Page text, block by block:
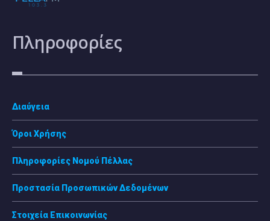
Πληροφορίες
Διαύγεια
Όροι Χρήσης
Πληροφορίες Νομού Πέλλας
Προστασία Προσωπικών Δεδομένων
Στοιχεία Επικοινωνίας